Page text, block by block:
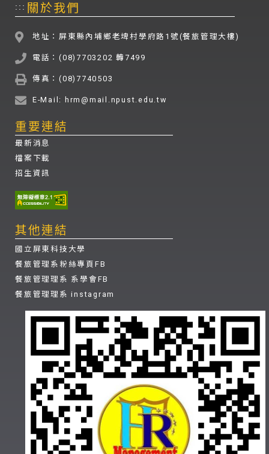
::: 關於我們
地址：屏東縣內埔鄉老埤村學府路1號(餐旅管理大樓)
電話：(08)7703202 轉7499
傳真：(08)7740503
E-Mail: hrm@mail.npust.edu.tw
重要連結
最新消息
檔案下載
招生資訊
其他連結
國立屏東科技大學
餐旅管理系粉絲專頁FB
餐旅管理理系 系學會FB
餐旅管理理系 instagram